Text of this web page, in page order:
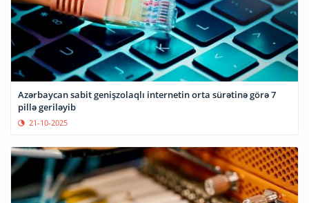
Azərbaycan sabit genişzolaqlı internetin orta sürətinə görə 7
pillə geriləyib
21-10-2025